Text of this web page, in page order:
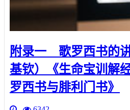
附录一 歌罗西书的
基钦）《生命宝训
罗西书与腓利门书》